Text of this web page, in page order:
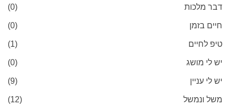
דבר מלכות (0)
חיים בזמן (0)
טיפ לחיים (1)
יש לי מושג (0)
יש לי עניין (9)
משל ונמשל (12)